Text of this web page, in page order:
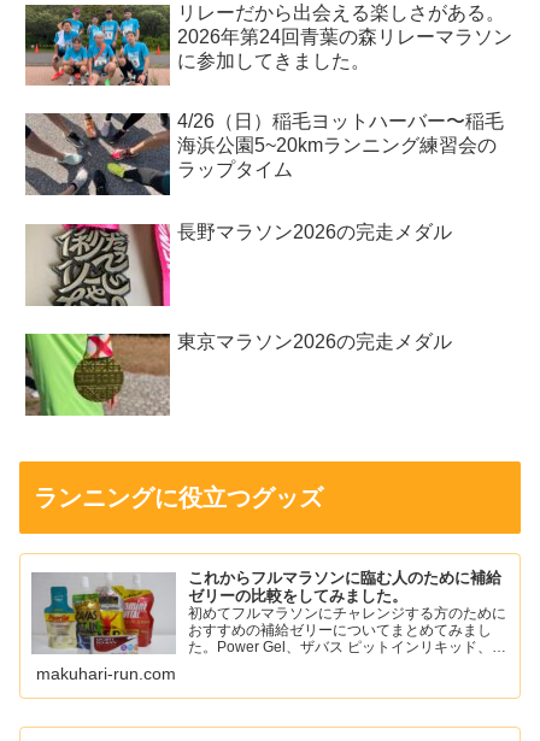
リレーだから出会える楽しさがある。
2026年第24回青葉の森リレーマラソン
に参加してきました。
4/26（日）稲毛ヨットハーバー〜稲毛
海浜公園5~20kmランニング練習会の
ラップタイム
長野マラソン2026の完走メダル
東京マラソン2026の完走メダル
ランニングに役立つグッズ
これからフルマラソンに臨む人のために補給
ゼリーの比較をしてみました。
初めてフルマラソンにチャレンジする方のために
おすすめの補給ゼリーについてまとめてみまし
た。Power Gel、ザバス ピットインリキッド、ア
など。
makuhari-run.com